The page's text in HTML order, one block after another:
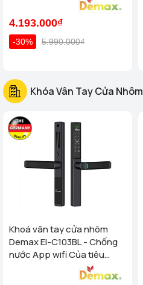
4.193.000₫
-30% 5.990.000₫
Khóa Vân Tay Cửa Nhôm
Khoá vân tay cửa nhôm
Demax El-C103BL - Chống
nước App wifi Của tiêu